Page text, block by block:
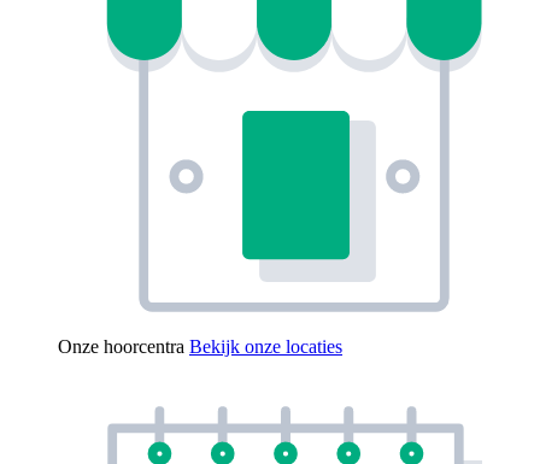
Onze hoorcentra Bekijk onze locaties